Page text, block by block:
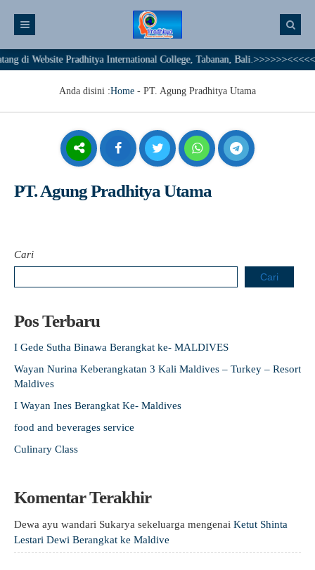
di Website Pradhitya International College, Tabanan, Bali.>>>>>><<<<<
Anda disini :Home - PT. Agung Pradhitya Utama
PT. Agung Pradhitya Utama
Cari
Cari
Pos Terbaru
I Gede Sutha Binawa Berangkat ke- MALDIVES
Wayan Nurina Keberangkatan 3 Kali Maldives – Turkey – Resort
Maldives
I Wayan Ines Berangkat Ke- Maldives
food and beverages service
Culinary Class
Komentar Terakhir
Dewa ayu wandari Sukarya sekeluarga mengenai Ketut Shinta
Lestari Dewi Berangkat ke Maldive